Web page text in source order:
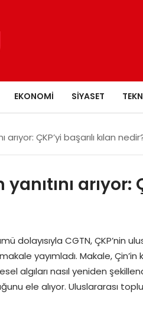
EKONOMI SIYASET
ÇKP’yi başarılı kılan
arıyor:
dolayısıyla CGTN, ÇKP’nin
yayımladı. Makale, Çin’in
algıları nasıl yeniden
ele alıyor. Uluslararası